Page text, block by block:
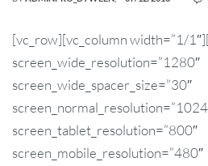
[vc_row][vc_column width=”1/
screen_wide_resolution=”1280″
screen_wide_spacer_size=”30″
screen_tablet_resolution=”800″
screen_mobile_resolution=”480″